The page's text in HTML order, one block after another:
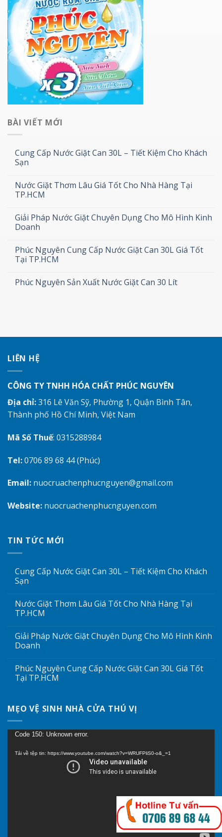
BÀI VIẾT MỚI
Cung Cấp Nước Giặt Can 30L – Tiết Kiệm Cho Khách
Sạn
Nước Giặt Thơm Lâu Giá Tốt Cho Nhà Hàng Tại
TP.HCM
Giải Pháp Nước Giặt Chuyên Dụng Cho Mô Hình Kinh
Doanh
Phúc Nguyên Cung Cấp Nước Giặt Can 30L Giá Tốt
Tại TP.HCM
Phúc Nguyên Sản Xuất Nước Giặt Can 30 Lít
LIÊN HỆ
CÔNG TY TNHH HÓA CHẤT PHÚC NGUYÊN
Địa chỉ:316 Lê Văn Sỹ, Phường 1, Quận Bình Tân,
Thành phố Hồ Chí Minh, Việt Nam
Mã Số Thuế: 0315288984
Tel:0706 89 68 44 (Phúc)
Email: nuocruachenphucnguyen@gmail.com
Website: nuocruachenphucnguyen.com
TIN TỨC MỚI
Cung Cấp Nước Giặt Can 30L – Tiết Kiệm Cho Khách
Sạn
Nước Giặt Thơm Lâu Giá Tốt Cho Nhà Hàng Tại
TP.HCM
Giải Pháp Nước Giặt Chuyên Dụng Cho Mô Hình Kinh
Doanh
Phúc Nguyên Cung Cấp Nước Giặt Can 30L Giá Tốt
Tại TP.HCM
MẸO VỆ SINH NHÀ CỬA THÚ VỊ
Trình
Code 150: Unknown error.
Tải về tệp tin: https://www.youtube.com/watch?v=WRUFPliS0-o&_=1